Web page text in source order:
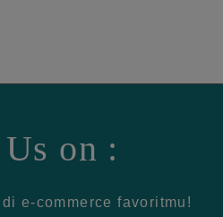
on :
e-commerce favoritmu!